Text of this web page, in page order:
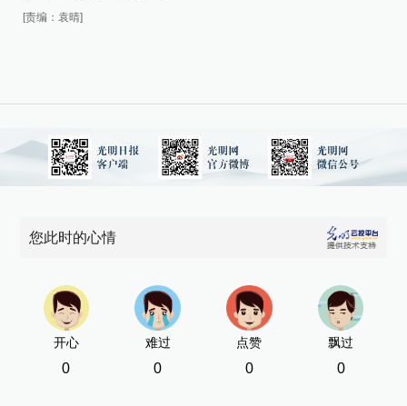
[责编：袁晴]
您此时的心情
开心
0
难过
0
点赞
0
飘过
0